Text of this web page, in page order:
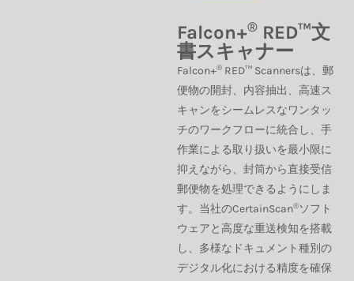
Falcon+® RED™文
書スキャナー
Falcon+® RED™ Scannersは、郵
便物の開封、内容抽出、高速ス
キャンをシームレスなワンタッ
チのワークフローに統合し、手
作業による取り扱いを最小限に
抑えながら、封筒から直接受信
郵便物を処理できるようにしま
す。当社のCertainScan®ソフト
ウェアと高度な重送検知を搭載
し、多様なドキュメント種別の
デジタル化における精度を確保